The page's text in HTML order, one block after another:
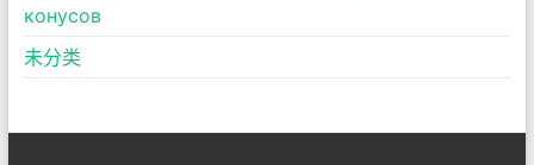
конусов
未分类